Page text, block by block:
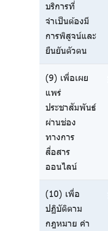
บริการที่
จำเป็นต้องมี
การพิสูจน์และ
ยืนยันตัวตน
(9) เพื่อเผย
แพร่
ประชาสัมพันธ์
ผ่านช่อง
ทางการ
สื่อสาร
ออนไลน์
(10) เพื่อ
ปฏิบัติตาม
กฎหมาย คำ